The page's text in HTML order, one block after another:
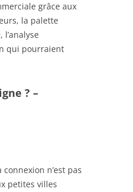
grâce aux
la palette
qui pourraient
? –
n’est pas
petites villes